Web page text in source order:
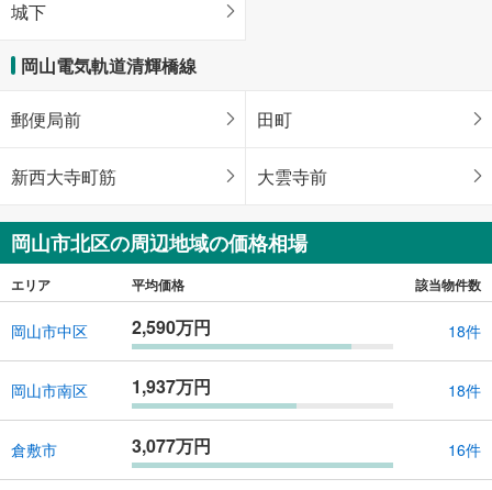
城下
岡山電気軌道清輝橋線
郵便局前 田町
新西大寺町筋 大雲寺前
岡山市北区の周辺地域の価格相場
エリア 平均価格 該当物件数
岡山市中区 2,590万円 18件
岡山市南区 1,937万円 18件
倉敷市 3,077万円 16件